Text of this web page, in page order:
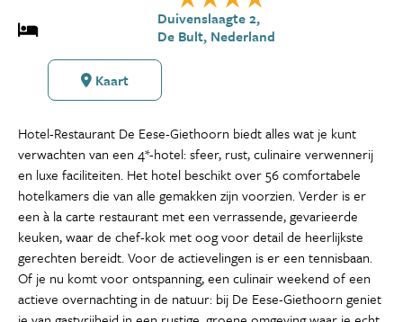
Duivenslaagte 2,
De Bult, Nederland
Kaart
Hotel-Restaurant De Eese-Giethoorn biedt alles wat je kunt
verwachten van een 4*-hotel: sfeer, rust, culinaire verwennerij
en luxe faciliteiten. Het hotel beschikt over 56 comfortabele
hotelkamers die van alle gemakken zijn voorzien. Verder is er
een à la carte restaurant met een verrassende, gevarieerde
keuken, waar de chef-kok met oog voor detail de heerlijkste
gerechten bereidt. Voor de actievelingen is er een tennisbaan.
Of je nu komt voor ontspanning, een culinair weekend of een
actieve overnachting in de natuur: bij De Eese-Giethoorn geniet